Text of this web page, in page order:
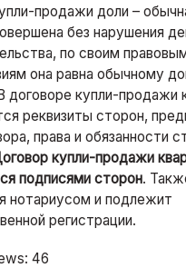
продажи доли –
без нарушения
по своим
она равна обычному
договоре купли-продажи
реквизиты сторон,
права и обязанности
купли-продажи
подписями сторон.
нотариусом и подлежит
регистрации.
46